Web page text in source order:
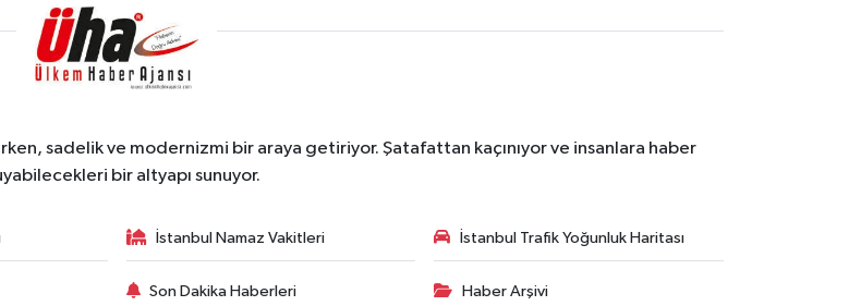
sadelik ve modernizmi bir araya getiriyor. Şatafattan kaçınıyor ve insanlara haber
bir altyapı sunuyor.
İstanbul Namaz Vakitleri İstanbul Trafik Yoğunluk Haritası
Son Dakika Haberleri Haber Arşivi